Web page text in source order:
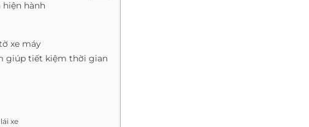
hiện hành
xe máy
giúp tiết kiệm thời gian
xe